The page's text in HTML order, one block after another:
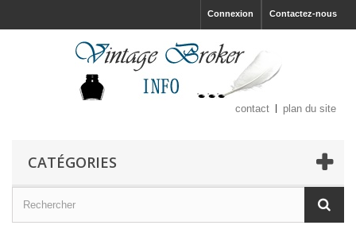
Contactez-nous
Connexion
contact plan du site
CATÉGORIES